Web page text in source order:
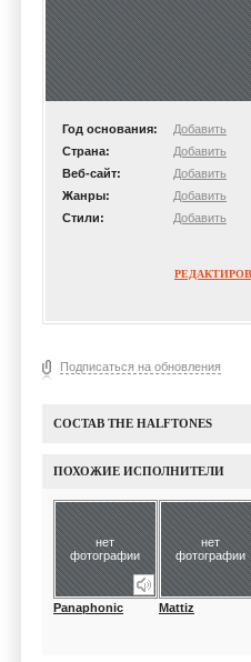
Год основания:
Добавить
Страна:
Добавить
Веб-сайт:
Добавить
Жанры:
Добавить
Стили:
Добавить
Подписаться на обновления
СОСТАВ THE HALFTONES
ПОХОЖИЕ ИСПОЛНИТЕЛИ
нет
фотографии
Panaphonic
нет
фотографии
Mattiz